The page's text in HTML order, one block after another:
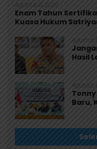
Agustus 8, 2026
Enam Tahun
Kuasa Hukum
Agustus
Hasil
Agustus
Baru,